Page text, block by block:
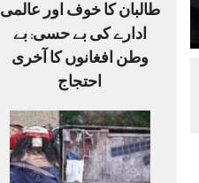
طالبان کا خوف اور عالمی
ادارے کی بے حسی: بے
وطن افغانوں کا آخری
احتجاج